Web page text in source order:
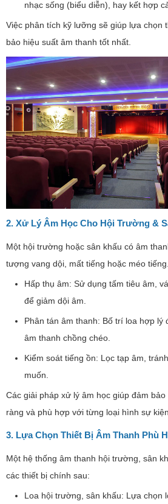
nhạc sống (biểu diễn), hay kết hợp
Việc phân tích kỹ lưỡng sẽ giúp lựa chọn
bảo hiệu suất âm thanh tốt nhất.
2. Xử Lý Âm Học Cho Hội Trường &
Một hội trường hoặc sân khấu có âm
tượng vang dội, mất tiếng hoặc méo
Hấp thụ âm: Sử dụng tấm tiêu âm,
để giảm dội âm.
Phân tán âm thanh: Bố trí loa hợp lý
âm thanh chồng chéo.
Kiểm soát tiếng ồn: Lọc tạp âm,
muốn.
Các giải pháp xử lý âm học giúp đảm
ràng và phù hợp với từng loại hình sự kiện.
3. Lựa Chọn Thiết Bị Âm Thanh Phù
Một hệ thống âm thanh hội trường, sân
các thiết bị chính sau:
Loa hội trường, sân khấu: Lựa chọn